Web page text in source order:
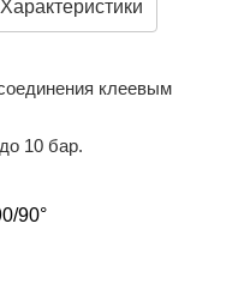
Характеристики
клеевым
10 бар.